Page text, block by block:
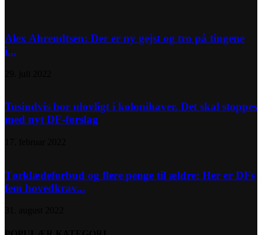
Alex Ahrendtsen: Der er ny gejst og tro på tingene
i...
Tusindvis bor ulovligt i kolonihaver. Det skal stoppes
med nyt DF-forslag
Tørklædeforbud og flere penge til ældre: Her er DFs
fem hovedkrav...